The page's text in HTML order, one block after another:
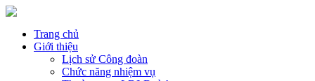
Trang chủ
Giới thiệu
Lịch sử Công đoàn
Chức năng nhiệm vụ